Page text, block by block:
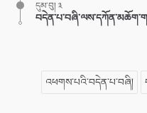
དུམ་བུ། ༣
འཕགས་པའི་བདེན་པ་བཞི།